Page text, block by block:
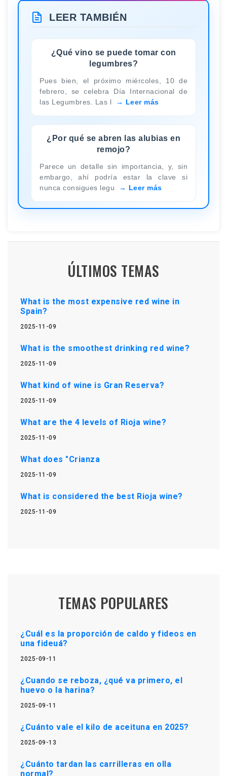
LEER TAMBIÉN
¿Qué vino se puede tomar con
legumbres?
Pues bien, el próximo miércoles, 10 de
febrero, se celebra Día Internacional de
las Legumbres. Las l
Leer más
¿Por qué se abren las alubias en
remojo?
Parece un detalle sin importancia, y, sin
embargo, ahí podría estar la clave si
nunca consigues legu
Leer más
ÚLTIMOS TEMAS
What is the most expensive red wine in
Spain?
2025-11-09
What is the smoothest drinking red wine?
2025-11-09
What kind of wine is Gran Reserva?
2025-11-09
What are the 4 levels of Rioja wine?
2025-11-09
What does "Crianza
2025-11-09
What is considered the best Rioja wine?
2025-11-09
TEMAS POPULARES
¿Cuál es la proporción de caldo y fideos en
una fideuá?
2025-09-11
¿Cuando se reboza, ¿qué va primero, el
huevo o la harina?
2025-09-11
¿Cuánto vale el kilo de aceituna en 2025?
2025-09-13
¿Cuánto tardan las carrilleras en olla
normal?